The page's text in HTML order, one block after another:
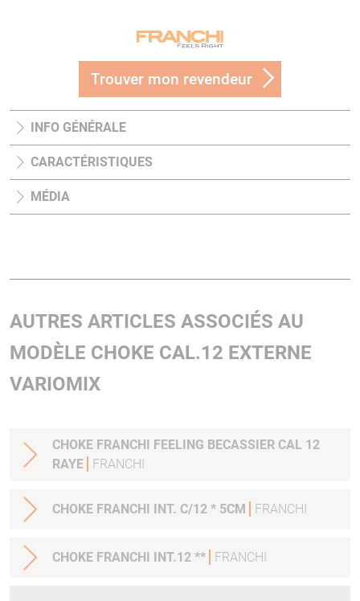
Trouver mon revendeur
INFO GÉNÉRALE
CARACTÉRISTIQUES
MÉDIA
AUTRES ARTICLES ASSOCIÉS AU
MODÈLE CHOKE CAL.12 EXTERNE
VARIOMIX
CHOKE FRANCHI FEELING BECASSIER CAL 12
RAYE
FRANCHI
CHOKE FRANCHI INT. C/12 * 5CM FRANCHI
CHOKE FRANCHI INT.12 ** FRANCHI